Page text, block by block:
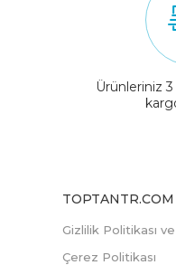
Ürünleriniz
TOPTANTR.COM
Gizlilik Politikası
Çerez Politikası